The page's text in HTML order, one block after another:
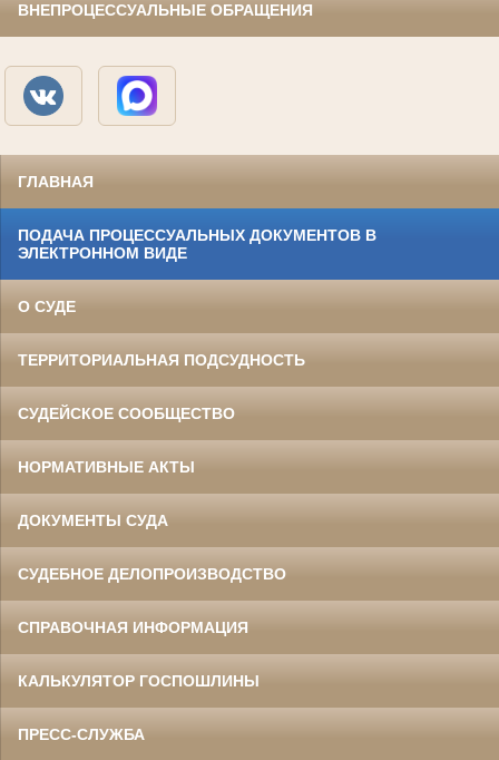
ВНЕПРОЦЕССУАЛЬНЫЕ ОБРАЩЕНИЯ
ГЛАВНАЯ
ПОДАЧА ПРОЦЕССУАЛЬНЫХ ДОКУМЕНТОВ В
ЭЛЕКТРОННОМ ВИДЕ
О СУДЕ
ТЕРРИТОРИАЛЬНАЯ ПОДСУДНОСТЬ
СУДЕЙСКОЕ СООБЩЕСТВО
НОРМАТИВНЫЕ АКТЫ
ДОКУМЕНТЫ СУДА
СУДЕБНОЕ ДЕЛОПРОИЗВОДСТВО
СПРАВОЧНАЯ ИНФОРМАЦИЯ
КАЛЬКУЛЯТОР ГОСПОШЛИНЫ
ПРЕСС-СЛУЖБА